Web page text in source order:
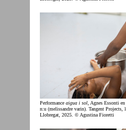
Performance aigua i sol , Agnes Essonti
n:u (melissandre varin). Tangent Projects,
Llobregat, 2025. © Agustina Fioretti